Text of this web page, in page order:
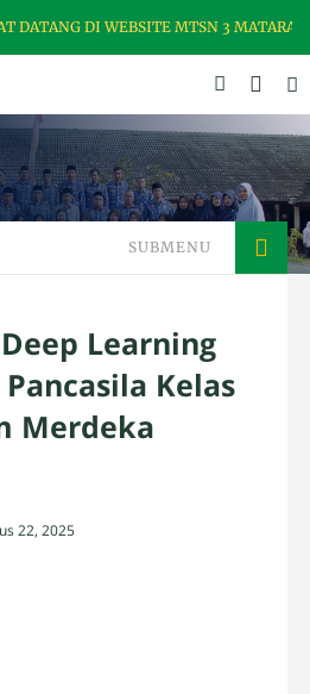
DI WEBSITE MTSN 3 MATARAM,
SUBMENU
Learning
Kelas
Merdeka
22, 2025